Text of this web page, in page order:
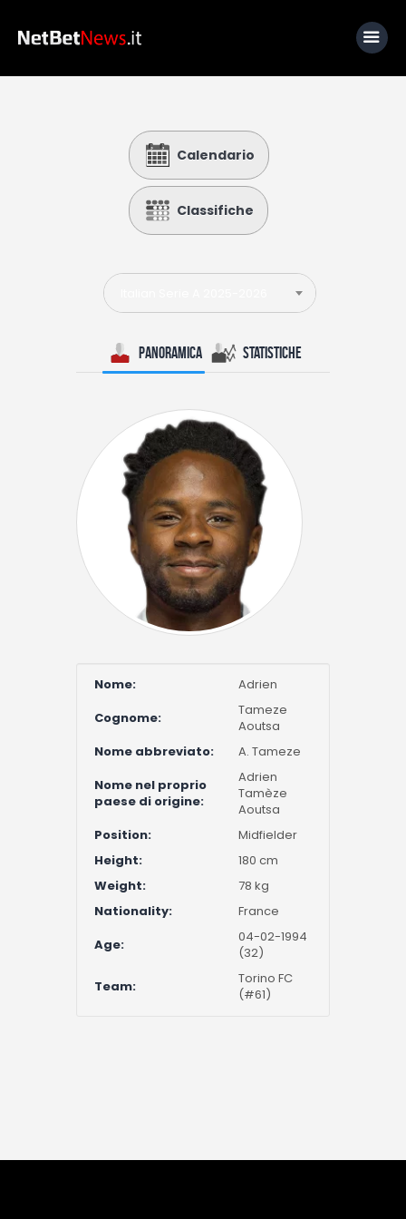
Calcio
Basket
Tennis
Lo Sapevi Che
I consigli di Giulia
Calendario
Classifiche
Panoramica Statistiche
Nome:
Adrien
Cognome:
Tameze
Aoutsa
Nome abbreviato:
A. Tameze
Nome nel proprio
paese di origine:
Adrien
Tamèze
Aoutsa
Position:
Midfielder
Height:
180 cm
Weight:
78 kg
Nationality:
France
Age:
04-02-1994
(32)
Team:
Torino FC
(#61)